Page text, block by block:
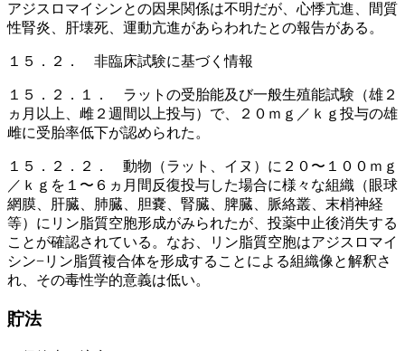
アジスロマイシンとの因果関係は不明だが、心悸亢進、間質
性腎炎、肝壊死、運動亢進があらわれたとの報告がある。
１５．２． 非臨床試験に基づく情報
１５．２．１． ラットの受胎能及び一般生殖能試験（雄２
ヵ月以上、雌２週間以上投与）で、２０ｍｇ／ｋｇ投与の雄
雌に受胎率低下が認められた。
１５．２．２． 動物（ラット、イヌ）に２０〜１００ｍｇ
／ｋｇを１〜６ヵ月間反復投与した場合に様々な組織（眼球
網膜、肝臓、肺臓、胆嚢、腎臓、脾臓、脈絡叢、末梢神経
等）にリン脂質空胞形成がみられたが、投薬中止後消失する
ことが確認されている。なお、リン脂質空胞はアジスロマイ
シン−リン脂質複合体を形成することによる組織像と解釈さ
れ、その毒性学的意義は低い。
貯法